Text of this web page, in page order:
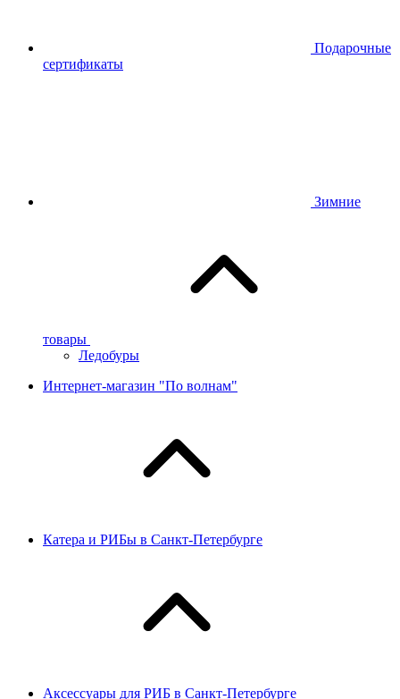
Подарочные
сертификаты
Зимние
товары
Ледобуры
Интернет-магазин "По волнам"
Катера и РИБы в Санкт-Петербурге
Аксессуары для РИБ в Санкт-Петербурге